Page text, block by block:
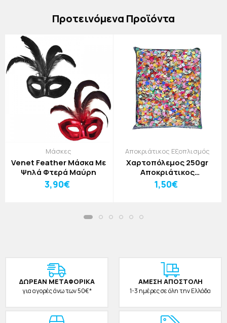
Πρoτεινόμενα Προϊόντα
Μάσκες
Venet Feather Μάσκα Με
Ψηλά Φτερά Μαύρη
3,90€
Αποκριάτικος Εξοπλισμός
Χαρτοπόλεμος 250gr
Αποκριάτικος
Εξοπλισμός
1,50€
ΔΩΡΕAΝ ΜΕΤΑΦΟΡΙΚΑ
για αγορές άνω των 50€*
ΑΜΕΣΗ ΑΠΟΣΤΟΛΗ
1-3 ημέρες σε όλη την Ελλάδα